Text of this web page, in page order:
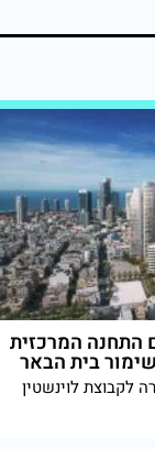
התחנה המרכזית
לקבוצת לוינשטין
מגדלי מגורים בני